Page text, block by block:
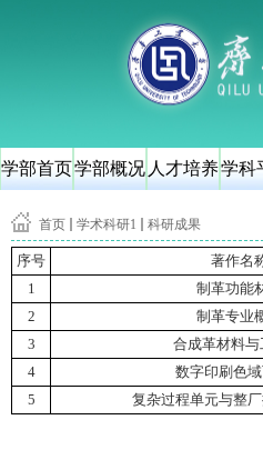
学部首页学部概况 人才培养学科
首页 学术科研1 科研成果
序号 著作名
1
制革功能
2
制革专业
3
合成革材料与
4
数字印刷色
5
复杂过程单元与整